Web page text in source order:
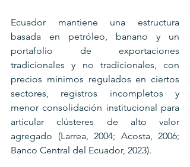
Ecuador mantiene una estructura
basada en petróleo, banano y un
portafolio de exportaciones
tradicionales y no tradicionales, con
precios mínimos regulados en ciertos
sectores, registros incompletos y
menor consolidación institucional para
articular clústeres de alto valor
agregado (Larrea, 2004; Acosta, 2006;
Banco Central del Ecuador, 2023).